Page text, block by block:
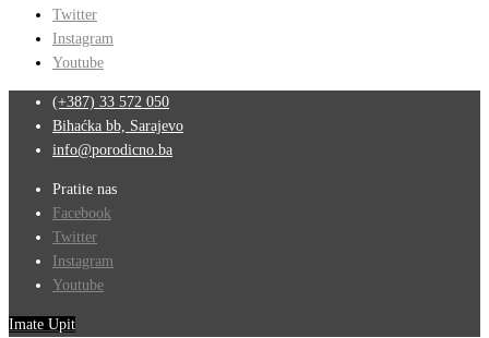
Twitter
Instagram
Youtube
(+387) 33 572 050
Bihaćka bb, Sarajevo
info@porodicno.ba
Pratite nas
Facebook
Twitter
Instagram
Youtube
Imate Upit